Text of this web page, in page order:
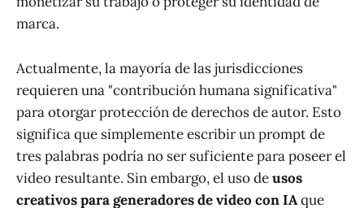
marca.
Actualmente, la mayoría de las jurisdicciones
requieren una "contribución humana significativa"
para otorgar protección de derechos de autor. Esto
significa que simplemente escribir un prompt de
tres palabras podría no ser suficiente para poseer el
video resultante. Sin embargo, el uso deusos
creativos para generadores de video con IAque